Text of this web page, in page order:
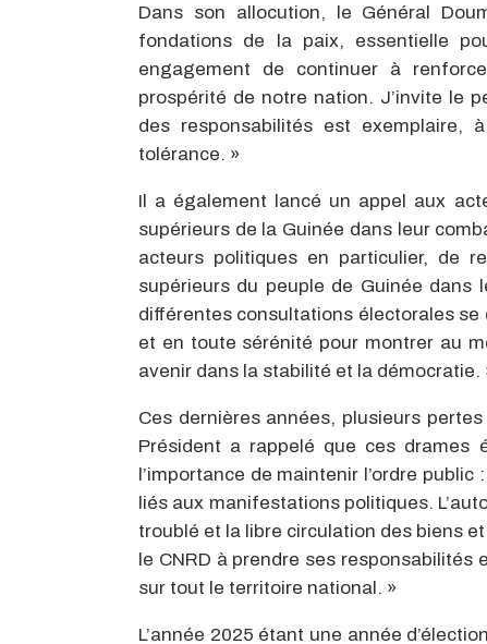
Dans son allocution, le Général
fondations de la paix, essentielle
engagement de continuer à
prospérité de notre nation. J’invite le
des responsabilités est
tolérance. »
Il a également lancé un appel aux
supérieurs de la Guinée dans leur
acteurs politiques en particulier, de
supérieurs du peuple de Guinée dans
différentes consultations électorales
et en toute sérénité pour montrer au
avenir dans la stabilité et la démocratie.
Ces dernières années, plusieurs
Président a rappelé que ces drames
l’importance de maintenir l’ordre
liés aux manifestations politiques.
troublé et la libre circulation des biens
le CNRD à prendre ses
sur tout le territoire national. »
L’année 2025 étant une année